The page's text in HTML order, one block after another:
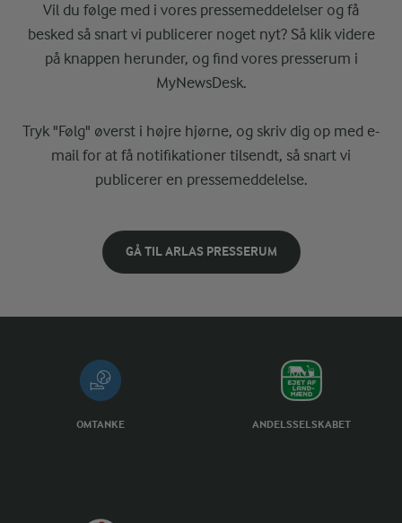
Vil du følge med i vores pressemeddelelser og få
besked så snart vi publicerer noget nyt? Så klik videre
på knappen herunder, og find vores presserum i
MyNewsDesk.
Tryk "Følg" øverst i højre hjørne, og skriv dig op med e-
mail for at få notifikationer tilsendt, så snart vi
publicerer en pressemeddelelse.
GÅ TIL ARLAS PRESSERUM
OMTANKE ANDELSSELSKABET